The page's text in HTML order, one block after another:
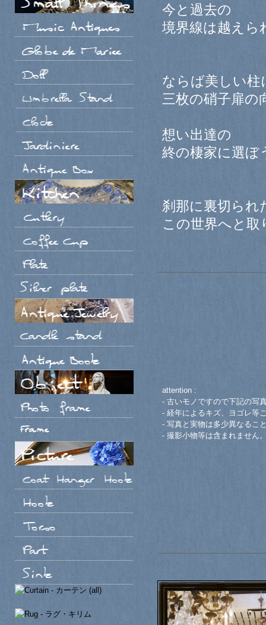
今と過去の
境界線は越えら
ならば美しい柱
三枚の硝子扉の
想い出達の
終の棲家に選ぼ
刹那に裏切られ
この世界へと取
attention :
- 古いモノですので下記の写
- 経年によるキズ、ヨゴレ等
- 写真と実物は多少異なるこ
- 撮影小物等は含まれません